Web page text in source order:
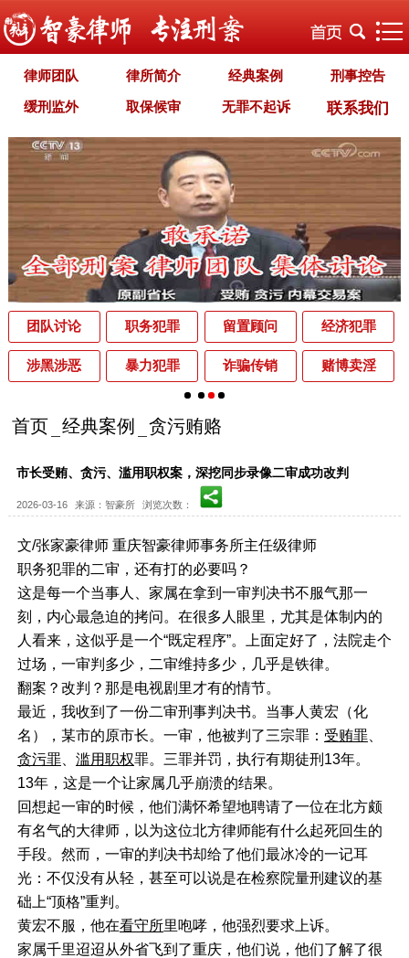
律师团队 律所简介 经典案例 刑事控告
缓刑监外 取保候审 无罪不起诉 联系我们
职务犯罪 经济犯罪 毒品犯罪 罪名专题
智豪文化 自首立功 首席律师致辞 智豪视野
刑罚种类 刑事法规 犯罪释义 刑事知识
法律援助 刑事资讯 刑事文书 案件动态
辩护词集 常见问题 办理中的案件 业务范围
为什么选择智豪 办案机关 中国法律讲堂 辨别伪专业
罪名解析库 网站地图
团队讨论 职务犯罪 留置顾问 经济犯罪
涉黑涉恶 暴力犯罪 诈骗传销 赌博卖淫
首页 经典案例 贪污贿赂
市长受贿、贪污、滥用职权案，深挖同步录像二审成功改判
2026-03-16 来源：智豪所 浏览次数：
文/张家豪律师 重庆智豪律师事务所主任级律师
职务犯罪的二审，还有打的必要吗？
这是每一个当事人、家属在拿到一审判决书不服气那一
刻，内心最急迫的拷问。在很多人眼里，尤其是体制内的
人看来，这似乎是一个“既定程序”。上面定好了，法院走个
过场，一审判多少，二审维持多少，几乎是铁律。
翻案？改判？那是电视剧里才有的情节。
最近，我收到了一份二审刑事判决书。当事人黄宏（化
名），某市的原市长。一审，他被判了三宗罪： 受贿罪、
贪污罪、 滥用职权罪。三罪并罚，执行有期徒刑13年。
13年，这是一个让家属几乎崩溃的结果。
回想起一审的时候，他们满怀希望地聘请了一位在北方颇
有名气的大律师，以为这位北方律师能有什么起死回生的
手段。然而，一审的判决书却给了他们最冰冷的一记耳
光：不仅没有从轻，甚至可以说是在检察院量刑建议的基
础上“顶格”重判。
黄宏不服，他在看守所里咆哮，他强烈要求上诉。
家属千里迢迢从外省飞到了重庆，他们说，他们了解了很